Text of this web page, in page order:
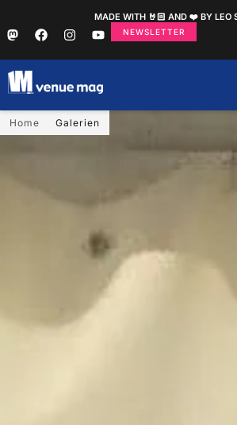
MADE WITH 🤘🏻 AND ❤️ BY LEO
NEWSLETTER
Home Galerien